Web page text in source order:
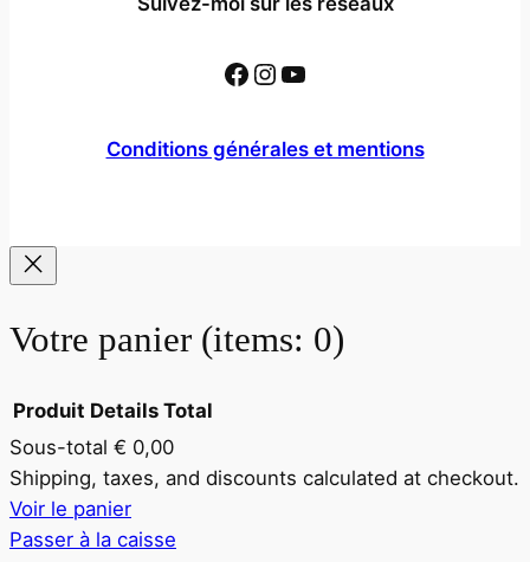
Facebook Instagram YouTube
Conditions générales et mentions
Votre panier (items: 0)
Products
in
Produit Details Total
Sous-total € 0,00
Shipping, taxes, and discounts calculated at checkout.
Voir le panier
Passer à la caisse